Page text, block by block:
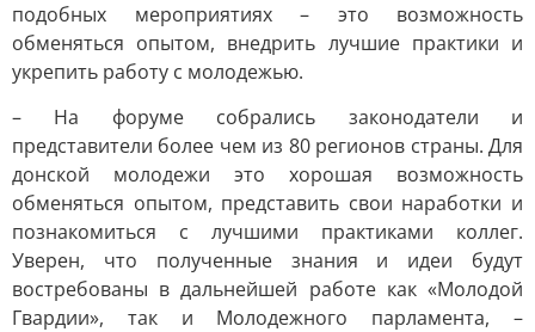
подобных мероприятиях – это возможность
обменяться опытом, внедрить лучшие практики и
укрепить работу с молодежью.
– На форуме собрались законодатели и
представители более чем из 80 регионов страны. Для
донской молодежи это хорошая возможность
обменяться опытом, представить свои наработки и
познакомиться с лучшими практиками коллег.
Уверен, что полученные знания и идеи будут
востребованы в дальнейшей работе как «Молодой
Гвардии», так и Молодежного парламента, –